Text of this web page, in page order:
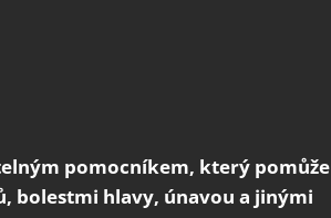
pomocníkem, který pomůže
bolestmi hlavy, únavou a jinými